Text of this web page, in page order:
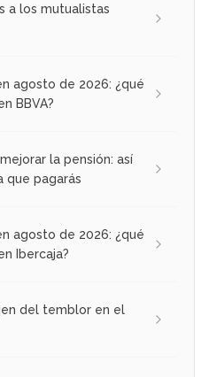
a los mutualistas
agosto de 2026: ¿qué
BBVA?
la pensión: así
que pagarás
agosto de 2026: ¿qué
Ibercaja?
del temblor en el